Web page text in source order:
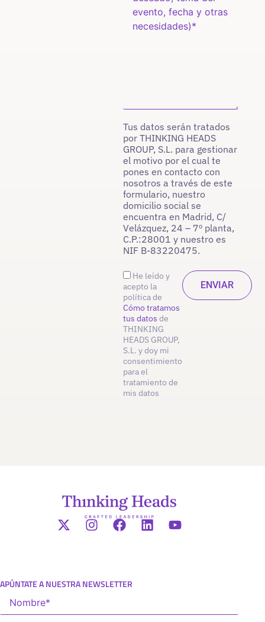
Tus datos serán tratados
por THINKING HEADS
GROUP, S.L. para gestionar
el motivo por el cual te
pones en contacto con
nosotros a través de este
formulario, nuestro
domicilio social se
encuentra en Madrid, C/
Velázquez, 24 – 7º planta,
C.P.:28001 y nuestro es
NIF B-83220475.
He leído y
acepto la
política de
Cómo tratamos
tus datos de
THINKING
HEADS GROUP,
S.L. y doy mi
consentimiento
para el
tratamiento de
mis datos
APÚNTATE A NUESTRA NEWSLETTER